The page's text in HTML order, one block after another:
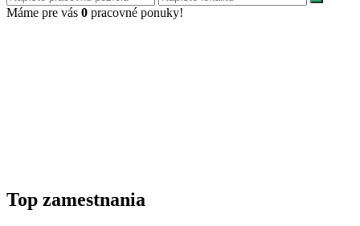
Máme pre vás 0 pracovné ponuky!
Top zamestnania